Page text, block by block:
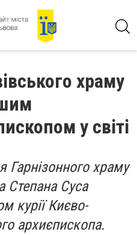
храму
у світі
Гарнізонного храму
Степана Суса
курії Києво-
архиєпископа.